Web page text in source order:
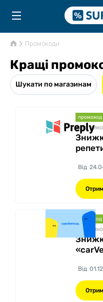
Промокоди
Кращі
Шукати по магазинам
промокод
Вже
Від
промокод
Вже
Від